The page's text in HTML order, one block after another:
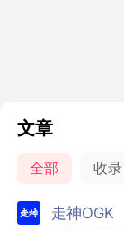
文章
全部 收录
走神OGK